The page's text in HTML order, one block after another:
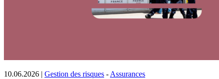
10.06.2026 | Gestion des risques - Assurances